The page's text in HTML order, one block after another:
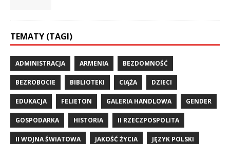
TEMATY (TAGI)
ADMINISTRACJA ARMENIA BEZDOMNOŚĆ
BEZROBOCIE BIBLIOTEKI CIĄŻA DZIECI
EDUKACJA FELIETON GALERIA HANDLOWA GENDER
GOSPODARKA HISTORIA II RZECZPOSPOLITA
II WOJNA ŚWIATOWA JAKOŚĆ ŻYCIA JĘZYK POLSKI